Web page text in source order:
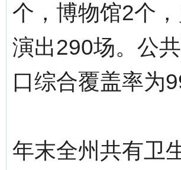
个，博物馆2个
演出290场。公
口综合覆盖率为
年末全州共有卫